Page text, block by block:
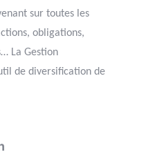
sur toutes les
obligations,
La Gestion
de diversification de